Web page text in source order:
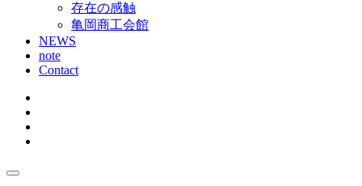
開
く
存在の感触
亀岡商工会館
NEWS
note
Contact
サ
サ